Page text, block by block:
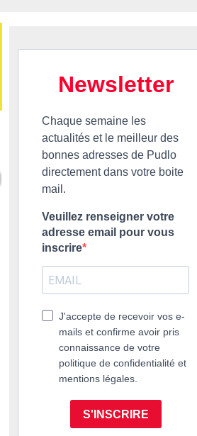
Newsletter
Chaque semaine les
actualités et le meilleur des
bonnes adresses de Pudlo
directement dans votre boite
mail.
Veuillez renseigner votre
adresse email pour vous
inscrire
J'accepte de recevoir vos e-
mails et confirme avoir pris
connaissance de votre
politique de confidentialité et
mentions légales.
S'INSCRIRE